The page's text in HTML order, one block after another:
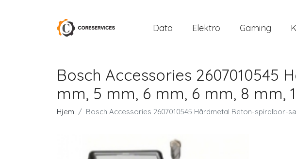
Data Elektro Gaming
Bosch Accessories
mm, 5 mm, 6 mm, 6 mm, 8 mm,
Hjem Bosch Accessories 2607010545 Hårdmetal Beton-spiralbor-